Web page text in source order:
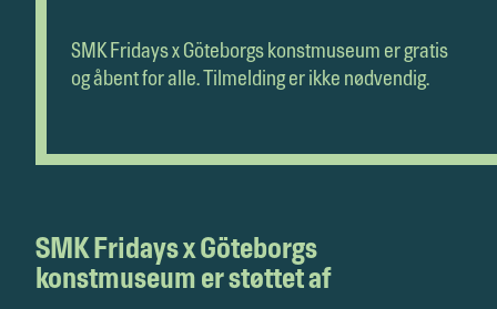
SMK Fridays x Göteborgs konstmuseum er gratis
og åbent for alle. Tilmelding er ikke nødvendig.
SMK Fridays x Göteborgs
konstmuseum er støttet af